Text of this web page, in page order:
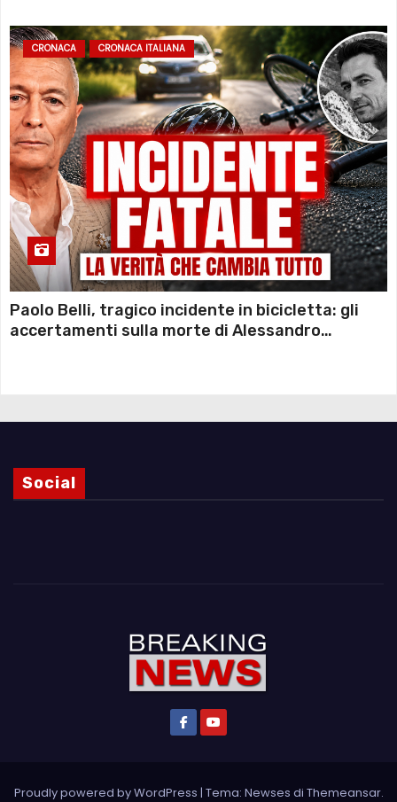
CRONACA CRONACA ITALIANA
Paolo Belli, tragico incidente in bicicletta: gli
accertamenti sulla morte di Alessandro
Social
Proudly powered by WordPress | Tema: Newses di Themeansar.